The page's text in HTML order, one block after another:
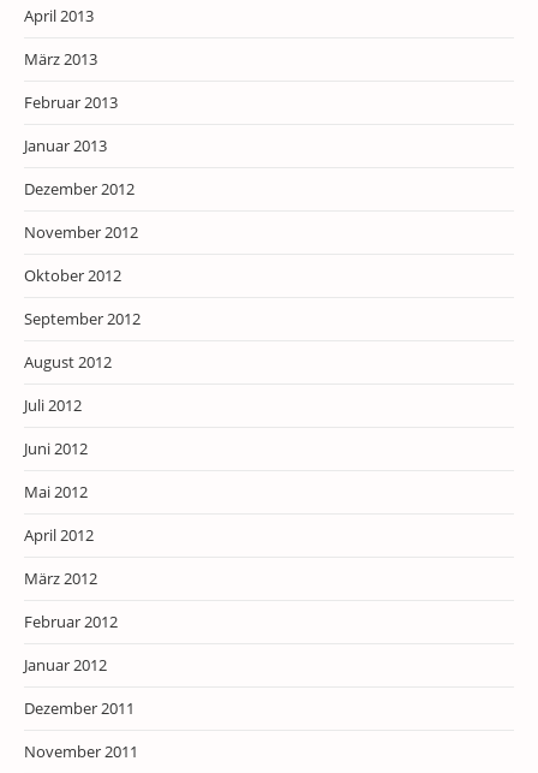
April 2013
März 2013
Februar 2013
Januar 2013
Dezember 2012
November 2012
Oktober 2012
September 2012
August 2012
Juli 2012
Juni 2012
Mai 2012
April 2012
März 2012
Februar 2012
Januar 2012
Dezember 2011
November 2011